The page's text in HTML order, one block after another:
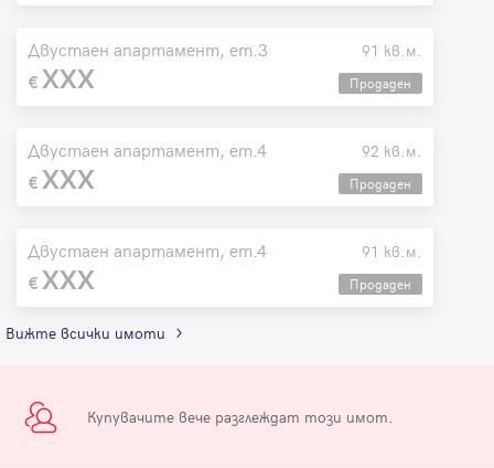
Двустаен апартамент, ет.3 91 кв.м.
XXX Продаден
Двустаен апартамент, ет.4 92 кв.м.
XXX Продаден
Двустаен апартамент, ет.4 91 кв.м.
XXX Продаден
Вижте всички имоти
Купувачите вече разглеждат този имот.